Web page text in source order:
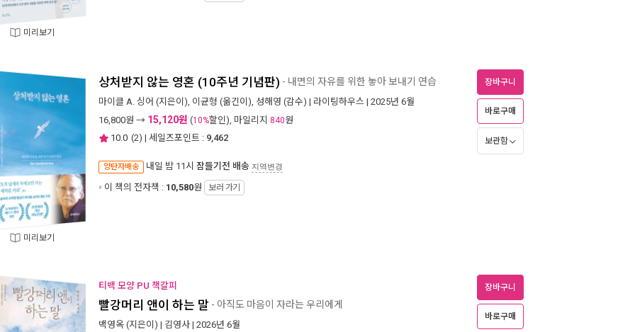
미리보기
미리보기
상처받지 않는 영혼 (10주년 기념판) - 내면의 자유를 위한 놓아 보내기 연습
마이클 A. 싱어 (지은이), 이균형 (옮긴이), 성해영 (감수) | 라이팅하우스 | 2025년 6월
16,800원 → 15,120원 (10%할인), 마일리지 840원
10.0 (2) | 세일즈포인트 : 9,462
양탄자배송 내일 밤 11시 잠들기전 배송 지역변경
이 책의 전자책 : 10,580원 보러 가기
장바구니
바로구매
보관함
티백 모양 PU 책갈피
빨강머리 앤이 하는 말 - 아직도 마음이 자라는 우리에게
백영옥 (지은이) | 김영사 | 2026년 6월
장바구니
바로구매